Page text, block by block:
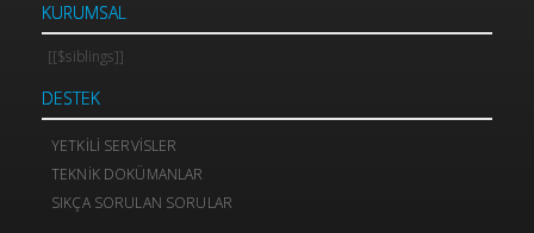
KURUMSAL
[[$siblings]]
DESTEK
YETKILI SERVISLER
TEKNIK DOKÜMANLAR
SIKÇA SORULAN SORULAR